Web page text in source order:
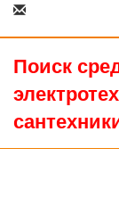
Поиск